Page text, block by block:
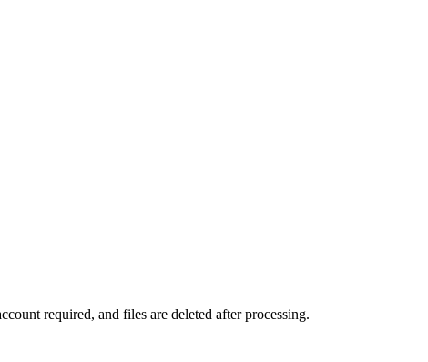
required, and files are deleted after processing.